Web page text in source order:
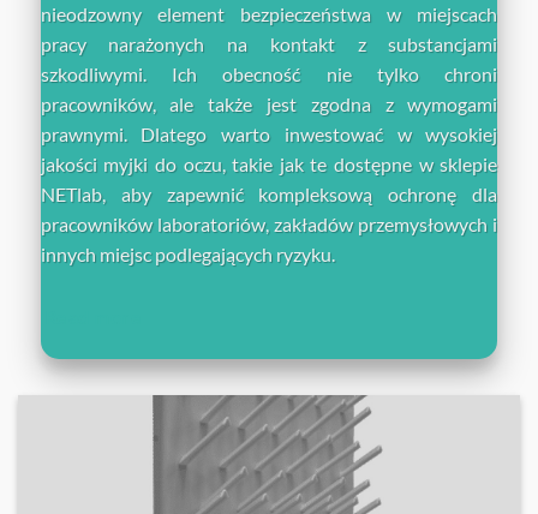
nieodzowny element bezpieczeństwa w miejscach
pracy narażonych na kontakt z substancjami
szkodliwymi. Ich obecność nie tylko chroni
pracowników, ale także jest zgodna z wymogami
prawnymi. Dlatego warto inwestować w wysokiej
jakości myjki do oczu, takie jak te dostępne w sklepie
NETlab, aby zapewnić kompleksową ochronę dla
pracowników laboratoriów, zakładów przemysłowych i
innych miejsc podlegających ryzyku.